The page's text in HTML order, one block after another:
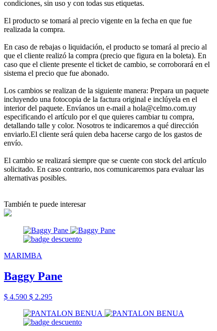
condiciones, sin uso y con todas sus etiquetas.
El producto se tomará al precio vigente en la fecha en que fue
realizada la compra.
En caso de rebajas o liquidación, el producto se tomará al precio al
que el cliente realizó la compra (precio que figura en la boleta). En
caso que el cliente presente el ticket de cambio, se corroborará en el
sistema el precio que fue abonado.
Los cambios se realizan de la siguiente manera: Prepara un paquete
incluyendo una fotocopia de la factura original e inclúyela en el
interior del paquete. Envíanos un e-mail a hola@celmo.com.uy
especificando el artículo por el que quieres cambiar tu compra,
detallando talle y color. Nosotros te indicaremos a qué dirección
enviarlo.El cliente será quien deba hacerse cargo de los gastos de
envío.
El cambio se realizará siempre que se cuente con stock del artículo
solicitado. En caso contrario, nos comunicaremos para evaluar las
alternativas posibles.
También te puede interesar
MARIMBA
Baggy Pane
$ 4.590 $ 2.295